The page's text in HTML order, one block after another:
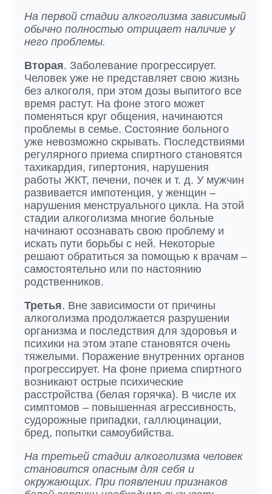
На первой стадии алкоголизма зависимый
обычно полностью отрицает наличие у
него проблемы.
Вторая. Заболевание прогрессирует.
Человек уже не представляет свою жизнь
без алкоголя, при этом дозы выпитого все
время растут. На фоне этого может
поменяться круг общения, начинаются
проблемы в семье. Состояние больного
уже невозможно скрывать. Последствиями
регулярного приема спиртного становятся
тахикардия, гипертония, нарушения
работы ЖКТ, печени, почек и т. д. У мужчин
развивается импотенция, у женщин –
нарушения менструального цикла. На этой
стадии алкоголизма многие больные
начинают осознавать свою проблему и
искать пути борьбы с ней. Некоторые
решают обратиться за помощью к врачам –
самостоятельно или по настоянию
родственников.
Третья. Вне зависимости от причины
алкоголизма продолжается разрушении
организма и последствия для здоровья и
психики на этом этапе становятся очень
тяжелыми. Поражение внутренних органов
прогрессирует. На фоне приема спиртного
возникают острые психические
расстройства (белая горячка). В числе их
симптомов – повышенная агрессивность,
судорожные припадки, галлюцинации,
бред, попытки самоубийства.
На третьей стадии алкоголизма человек
становится опасным для себя и
окружающих. При появлении признаков